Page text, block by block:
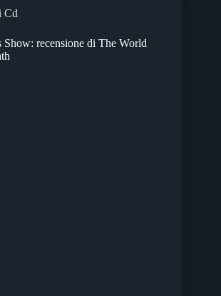
Cd
Show: recensione di The World